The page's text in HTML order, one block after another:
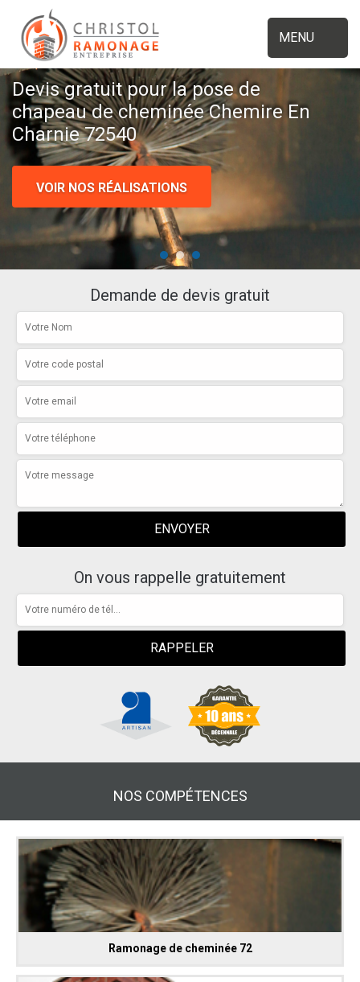
MENU
Devis gratuit pour la pose de
chapeau de cheminée Chemire En
Charnie 72540
VOIR NOS RÉALISATIONS
Demande de devis gratuit
On vous rappelle gratuitement
NOS COMPÉTENCES
Ramonage de cheminée 72